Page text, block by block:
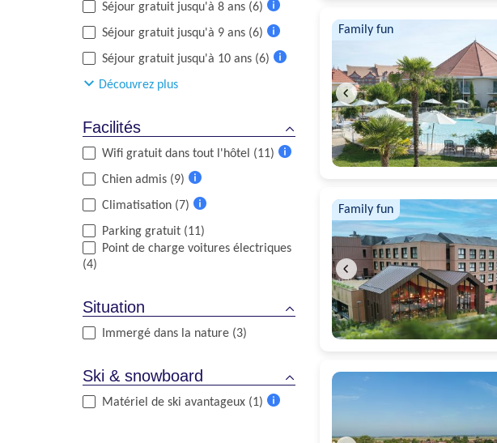
d'informations
Séjour gratuit jusqu'à 8 ans (6)
d'informations
Séjour gratuit jusqu'à 9 ans (6)
d'informations
Séjour gratuit jusqu'à 10 ans (6)
d'informations
Découvrez plus
Facilités
Wifi gratuit dans tout l'hôtel (11)
Chien admis (9)
d'informations
Climatisation (7)
d'informations
Parking gratuit (11)
Point de charge voitures électriques
(4)
Situation
Immergé dans la nature (3)
Ski & snowboard
Matériel de ski avantageux (1)
d'informations
Family fun
Family fun